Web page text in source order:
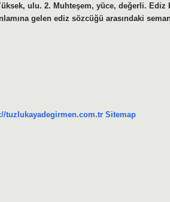
ulu. 2. Muhteşem, yüce, değerli. Ediz
gelen ediz sözcüğü arasındaki
tuzlukayadegirmen.com.tr Sitemap